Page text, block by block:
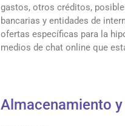
gastos, otros créditos,
bancarias y entidades de
ofertas específicas para la
medios de chat online que
Almacenamiento